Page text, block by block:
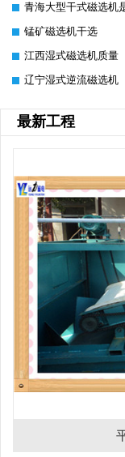
青海大型干式磁选机
锰矿磁选机干选
江西湿式磁选机质量
辽宁湿式逆流磁选机
最新工程